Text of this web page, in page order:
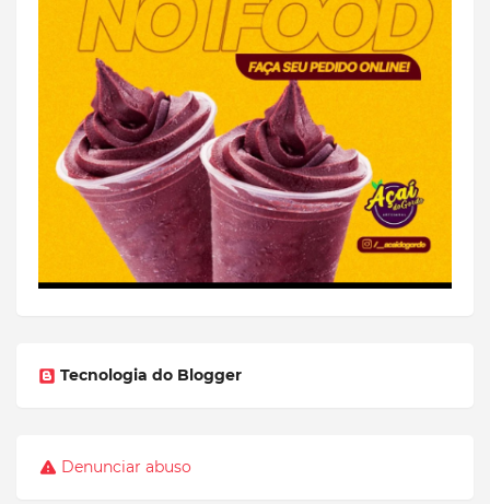
Tecnologia do Blogger
Denunciar abuso